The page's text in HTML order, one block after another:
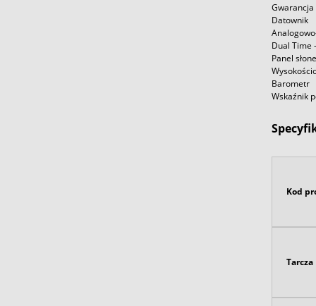
Gwarancja
Datownik
Dual Time
Panel
Barometr
Wskaźnik
Kod
Tarcza